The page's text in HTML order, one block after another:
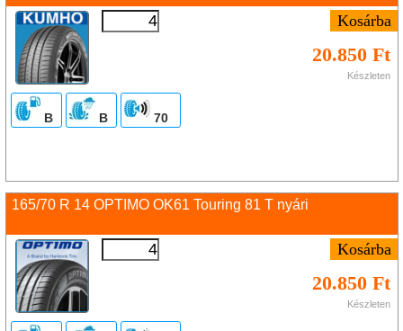
20.850 Ft
Készleten
B B 70
165/70 R 14 OPTIMO OK61 Touring 81 T nyári
20.850 Ft
Készleten